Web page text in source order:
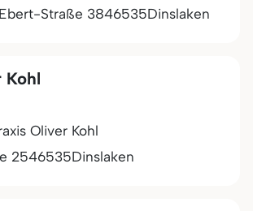
Straße 3846535Dinslaken
Kohl
Oliver Kohl
2546535Dinslaken